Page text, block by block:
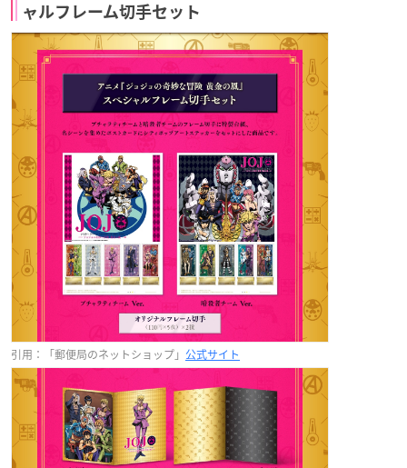
ャルフレーム切手セット
引用：「郵便局のネットショップ」 公式サイト